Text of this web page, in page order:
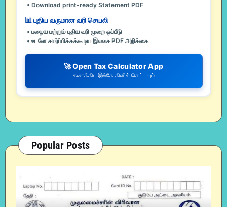
• Download print-ready Statement PDF
📊 புதிய வருமான வரி செயலி
• பழைய மற்றும் புதிய வரி முறை ஒப்பீடு
• உடனே சமர்ப்பிக்கக்கூடிய இலவச PDF அறிக்கை
🚀 Open Tax Calculator App
கணக்கிட இங்கே கிளிக் செய்யவும்
Popular Posts